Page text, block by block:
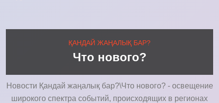
ҚАНДАЙ ЖАҢАЛЫҚ БАР?
Что нового?
Новости Қандай жаңалық бар?\Что нового? - освещение
широкого спектра событий, происходящих в регионах